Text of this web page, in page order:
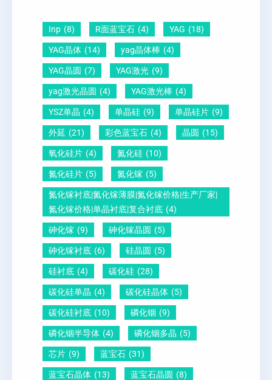
？
说
明
向
1
1
怎
么
测
-
压
电
晶
圆
钛
铅
晶
圆
Inp (8) R面蓝宝石 (4) YAG (18)
YAG晶体 (14) yag晶体棒 (4)
YAG晶圆 (7) YAG激光 (9)
yag激光晶圆 (4) YAG激光棒 (4)
YSZ单晶 (4) 单晶硅 (9) 单晶硅片 (9)
外延 (21) 彩色蓝宝石 (4) 晶圆 (15)
氧化硅片 (4) 氮化硅 (10)
氮化硅片 (5) 氮化镓 (5)
氮化镓衬底|氮化镓薄膜|氮化镓价格|生产厂家|
氮化镓价格|单晶衬底|复合衬底 (4)
砷化镓 (9) 砷化镓晶圆 (5)
砷化镓衬底 (6) 硅晶圆 (5)
硅衬底 (4) 碳化硅 (28)
碳化硅单晶 (4) 碳化硅晶体 (5)
碳化硅衬底 (10) 磷化铟 (9)
磷化铟半导体 (4) 磷化铟多晶 (5)
芯片 (9) 蓝宝石 (31)
蓝宝石晶体 (13) 蓝宝石晶圆 (8)